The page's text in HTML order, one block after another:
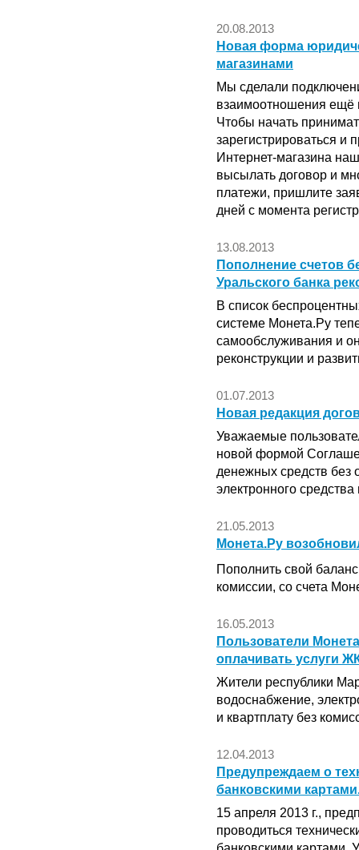
20.08.2013
Новая форма
магазинами
Мы сделали
взаимоотношения ещё
Чтобы начать
зарегистрироваться и
Интернет-магазина
высылать договор и
платежи, пришлите
дней с момента
13.08.2013
Пополнение счетов
Уральского банка
В список
системе Монета.Ру
самообслуживания и
реконструкции и
01.07.2013
Новая редакция
Уважаемые
новой формой
денежных средств без
электронного
21.05.2013
Монета.Ру
Пополнить свой
комиссии, со счета
16.05.2013
Пользователи
оплачивать услуги
Жители республики
водоснабжение,
и квартплату без
12.04.2013
Предупреждаем о
банковскими
15 апреля 2013 г.,
проводиться